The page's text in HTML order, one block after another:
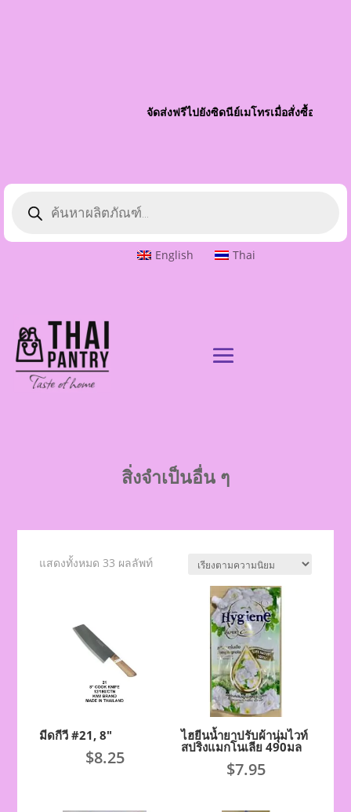
จัดส่งฟรีไปยังซิดนีย์เมโทรเมื่อสั่งซื้อมากกว่
ผลิตภัณฑ์
English Thai
สิ่งจำเป็นอื่น ๆ
แสดงทั้งหมด 33 ผลลัพท์
มีดกีวี #21, 8″
$8.25
ไฮยีนน้ำยาปรับผ้านุ่มไวท์
สปริงแมกโนเลีย 490มล
$7.95